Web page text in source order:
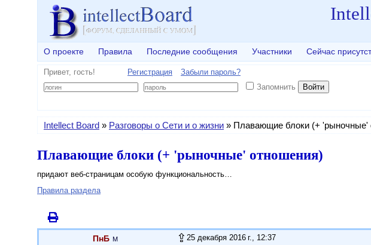
О проекте Правила Последние сообщения Участники Сейчас
Привет, гость! Регистрация
Забыли пароль?
Запомнить
Войти
Intellect Board » Разговоры о Сети и о жизни » Плавающие блоки (+ 'рыночные'
Плавающие блоки (+ 'рыночные' отношения)
придают веб-страницам особую функциональность…
Правила раздела
ПнБ 25 декабря 2016 г., 12:37